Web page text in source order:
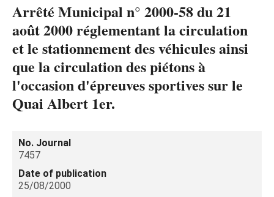
Arrêté Municipal n° 2000-58 du 21
août 2000 réglementant la circulation
et le stationnement des véhicules ainsi
que la circulation des piétons à
l'occasion d'épreuves sportives sur le
Quai Albert 1er.
No. Journal
7457
Date of publication
25/08/2000